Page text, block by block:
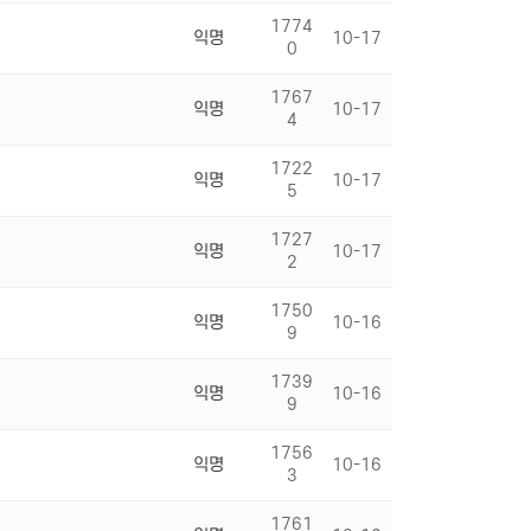
익명
1774
0
10-17
익명
1767
4
10-17
익명
1722
5
10-17
익명
1727
2
10-17
익명
1750
9
10-16
익명
1739
9
10-16
익명
1756
3
10-16
1761